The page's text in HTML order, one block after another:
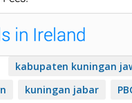
kabupaten kuningan
kuningan jabar